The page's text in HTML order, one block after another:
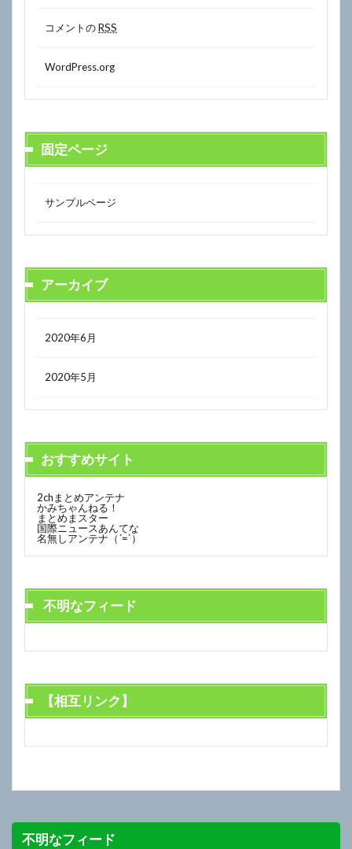
コメントのRSS
WordPress.org
固定ページ
サンプルページ
アーカイブ
2020年6月
2020年5月
おすすめサイト
2chまとめアンテナ
かみちゃんねる！
まとめまスター
国際ニュースあんてな
名無しアンテナ（´=`）
不明なフィード
【相互リンク】
不明なフィード